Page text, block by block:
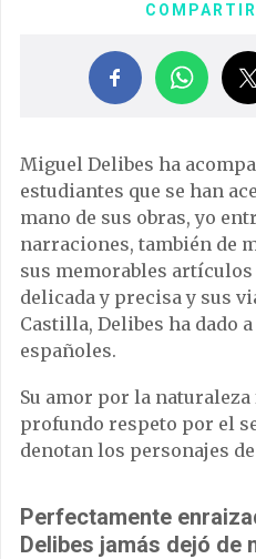
Miguel Delibes ha
estudiantes que se han
mano de sus obras, yo
narraciones, también de
sus memorables
delicada y precisa y sus
Castilla, Delibes ha dado
españoles.
Su amor por la
profundo respeto por el
denotan los personajes
Perfectamente
Delibes jamás dejó de